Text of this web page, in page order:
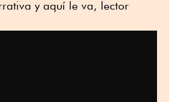
y aquí le va, lector